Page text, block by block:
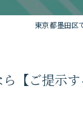
東京都墨田区
【ご提示